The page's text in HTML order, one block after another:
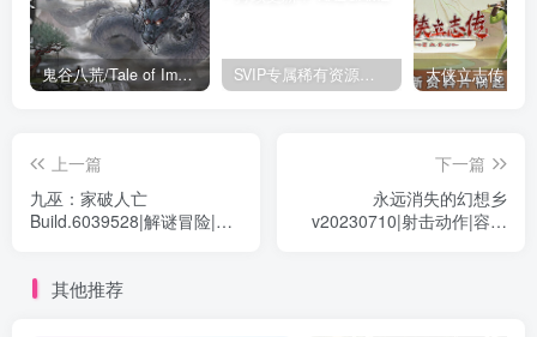
鬼谷八荒/Tale of Immortal v1.2.105.259|角色扮演|容量27.4GB|免安装绿色中文版 SVIP专属稀有资源下载 – 持续更新中
上一篇
九巫：家破人亡
Build.6039528|解谜冒险|容
下一篇
永远消失的幻想乡
v20230710|射击动作|容量
其他推荐